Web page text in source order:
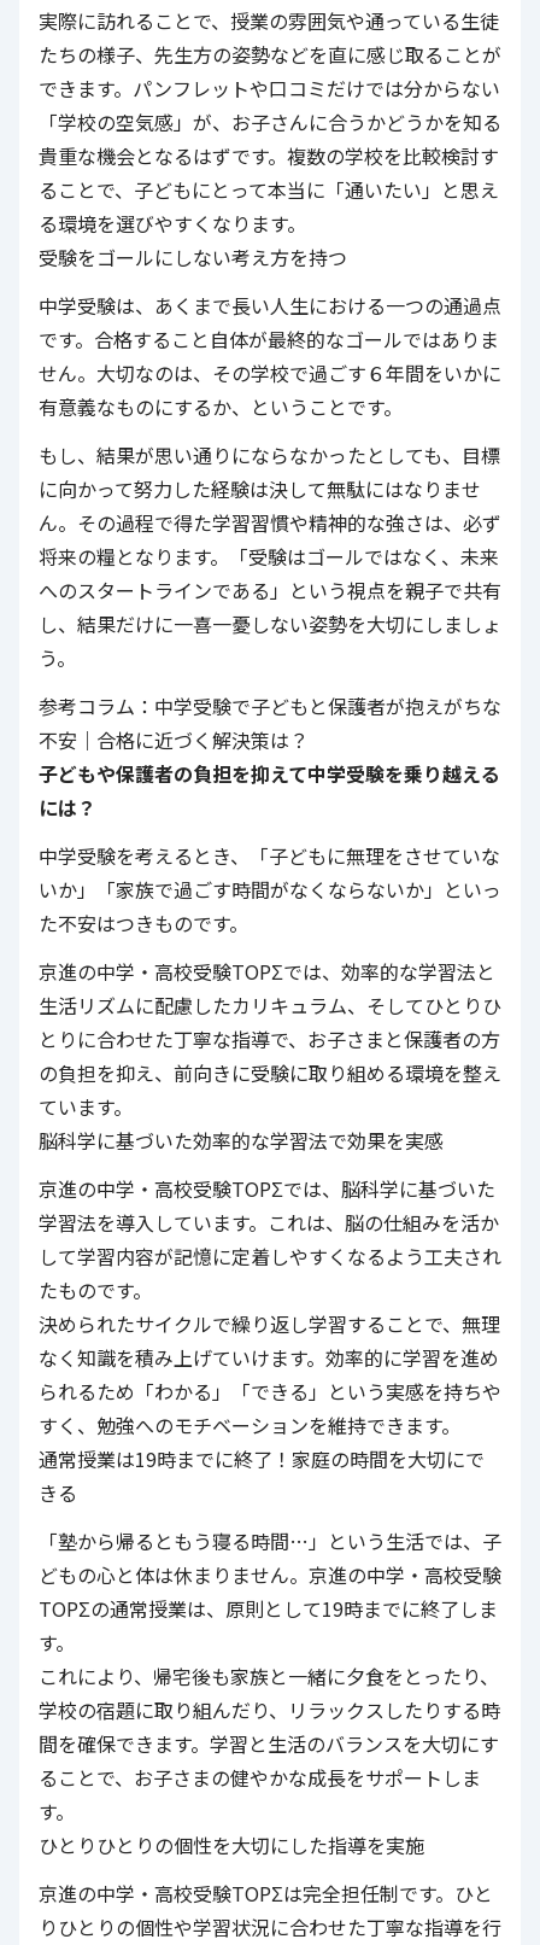
実際に訪れることで、授業の雰囲気や通っている生徒
たちの様子、先生方の姿勢などを直に感じ取ることが
できます。パンフレットや口コミだけでは分からない
「学校の空気感」が、お子さんに合うかどうかを知る
貴重な機会となるはずです。複数の学校を比較検討す
ることで、子どもにとって本当に「通いたい」と思え
る環境を選びやすくなります。
受験をゴールにしない考え方を持つ
中学受験は、あくまで長い人生における一つの通過点
です。合格すること自体が最終的なゴールではありま
せん。大切なのは、その学校で過ごす６年間をいかに
有意義なものにするか、ということです。
もし、結果が思い通りにならなかったとしても、目標
に向かって努力した経験は決して無駄にはなりませ
ん。その過程で得た学習習慣や精神的な強さは、必ず
将来の糧となります。「受験はゴールではなく、未来
へのスタートラインである」という視点を親子で共有
し、結果だけに一喜一憂しない姿勢を大切にしましょ
う。
参考コラム：中学受験で子どもと保護者が抱えがちな
不安｜合格に近づく解決策は？
子どもや保護者の負担を抑えて中学受験を乗り越える
には？
中学受験を考えるとき、「子どもに無理をさせていな
いか」「家族で過ごす時間がなくならないか」といっ
た不安はつきものです。
京進の中学・高校受験TOPΣでは、効率的な学習法と
生活リズムに配慮したカリキュラム、そしてひとりひ
とりに合わせた丁寧な指導で、お子さまと保護者の方
の負担を抑え、前向きに受験に取り組める環境を整え
ています。
脳科学に基づいた効率的な学習法で効果を実感
京進の中学・高校受験TOPΣでは、脳科学に基づいた
学習法を導入しています。これは、脳の仕組みを活か
して学習内容が記憶に定着しやすくなるよう工夫され
たものです。
決められたサイクルで繰り返し学習することで、無理
なく知識を積み上げていけます。効率的に学習を進め
られるため「わかる」「できる」という実感を持ちや
すく、勉強へのモチベーションを維持できます。
通常授業は19時までに終了！家庭の時間を大切にで
きる
「塾から帰るともう寝る時間…」という生活では、子
どもの心と体は休まりません。 京進の中学・高校受験
TOPΣの通常授業は、原則として19時までに終了しま
す。
これにより、帰宅後も家族と一緒に夕食をとったり、
学校の宿題に取り組んだり、リラックスしたりする時
間を確保できます。学習と生活のバランスを大切にす
ることで、お子さまの健やかな成長をサポートしま
す。
ひとりひとりの個性を大切にした指導を実施
京進の中学・高校受験TOPΣは完全担任制です。ひと
りひとりの個性や学習状況に合わせた丁寧な指導を行